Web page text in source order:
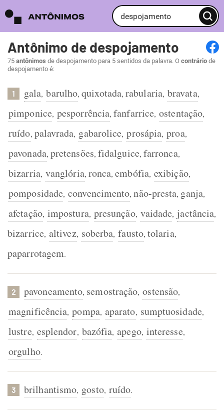
Antônimo de despojamento
75 antônimos de despojamento para 5 sentidos da palavra. O contrário de
despojamento é:
1 gala, barulho,quixotada,rabularia, bravata,
pimponice, pesporrência,fanfarrice, ostentação,
ruído, palavrada, gabarolice, prosápia, proa,
pavonada, pretensões, fidalguice, farronca,
bizarria, vanglória, ronca,embófia, exibição,
pomposidade, convencimento,não-presta, ganja,
afetação, impostura, presunção, vaidade, jactância,
bizarrice, altivez, soberba, fausto, tolaria,
paparrotagem.
2 pavoneamento, semostração, ostensão,
magnificência, pompa, aparato, sumptuosidade,
lustre, esplendor, bazófia, apego, interesse,
orgulho.
3 brilhantismo, gosto, ruído.